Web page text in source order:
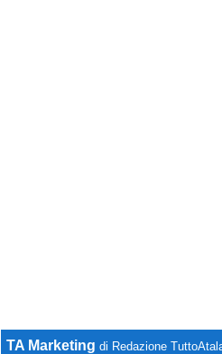
TA Marketing di Redazione